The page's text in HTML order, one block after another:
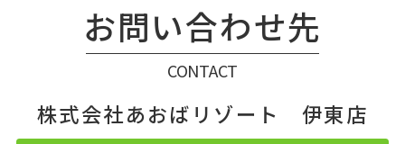
お問い合わせ先
CONTACT
株式会社あおばリゾート 伊東店